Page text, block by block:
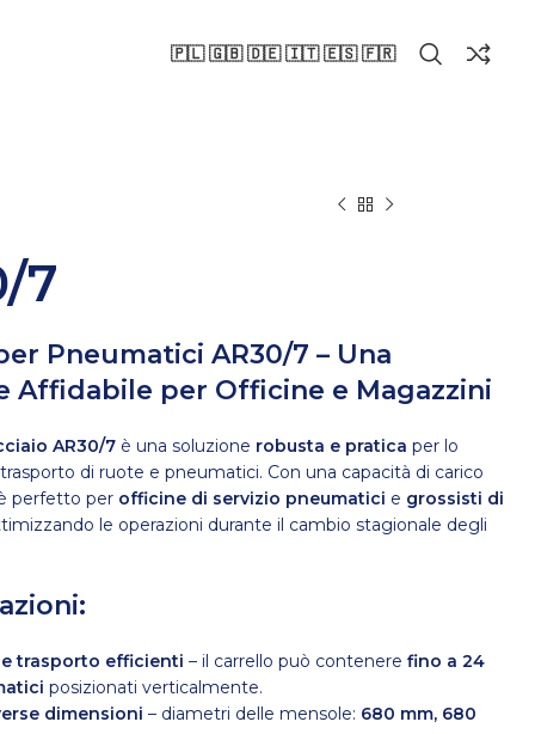
🇵🇱 🇬🇧 🇩🇪 🇮🇹 🇪🇸 🇫🇷
7
Pneumatici AR30/7 – Una
Affidabile per Officine e Magazzini
AR30/7 è una soluzione robusta e pratica per lo
di ruote e pneumatici. Con una capacità di carico
perfetto per officine di servizio pneumatici e grossisti di
le operazioni durante il cambio stagionale degli
trasporto efficienti – il carrello può contenerefino a 24
posizionati verticalmente.
dimensioni – diametri delle mensole: 680 mm, 680